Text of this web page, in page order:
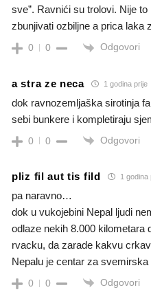
sve”. Ravnići su trolovi. Nije to
zbunjivati ozbiljne a prica laka
0 0 Odgovori
a stra ze neca 1 godina prije
dok ravnozemljaška sirotinja
sebi bunkere i kompletiraju
0 0 Odgovori
pliz fil aut tis fild 1 godina
pa naravno…
dok u vukojebini Nepal ljudi
odlaze nekih 8.000 kilometara
rvacku, da zarade kakvu
Nepalu je centar za
0 0 Odgovori